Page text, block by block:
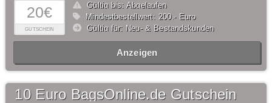
20€
GUTSCHEIN
Gültig bis: Abgelaufen
Mindestbestellwert: 200,- Euro
Gültig für: Neu- & Bestandskunden
Anzeigen
10 Euro BagsOnline.de Gutschein